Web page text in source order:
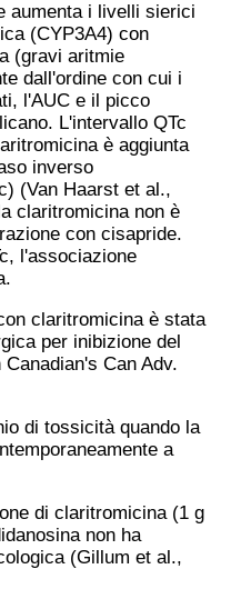
aumenta i livelli sierici
(CYP3A4) con
(gravi aritmie
dall'ordine con cui i
l'AUC e il picco
L'intervallo QTc
è aggiunta
inverso
(Van Haarst et al.,
claritromicina non è
con cisapride.
l'associazione
claritromicina è stata
per inibizione del
Can Adv.
di tossicità quando la
a
di claritromicina (1 g
non ha
(Gillum et al.,